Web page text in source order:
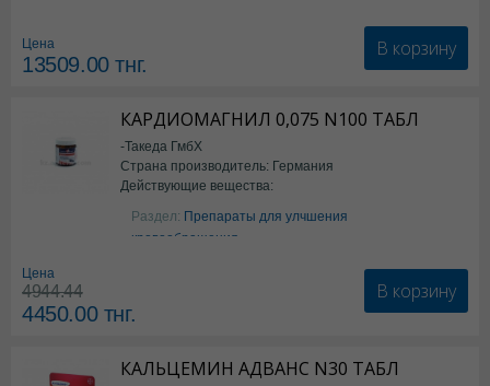
Цена
13509.00тнг.
В корзину
КАРДИОМАГНИЛ 0,075 N100 ТАБЛ
-Такеда ГмбХ
Страна производитель: Германия
Действующие вещества:
ацетилсалициловая кислота
Раздел: Препараты для улчшения
кровообращения
Цена
4944.44
4450.00тнг.
В корзину
КАЛЬЦЕМИН АДВАНС N30 ТАБЛ